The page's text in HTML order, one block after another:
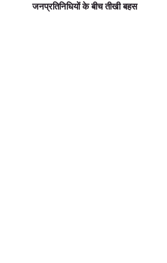
जनप्रतिनिधियों के बीच तीखी बहस